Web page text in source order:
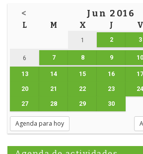
< Jun 2016
L M X J V
1 2 3
6 7 8 9 10
13 14 15 16 17
20 21 22 23 24
27 28 29 30
Agenda para hoy